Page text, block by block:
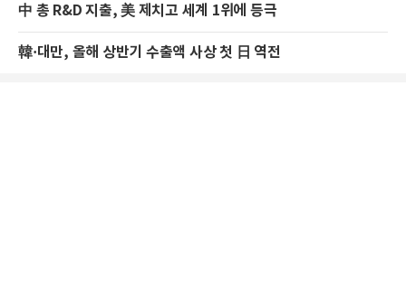
中 총 R&D 지출, 美 제치고 세계 1위에 등극
韓·대만, 올해 상반기 수출액 사상 첫 日 역전